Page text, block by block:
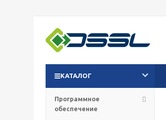
КАТАЛОГ
Программное
обеспечение